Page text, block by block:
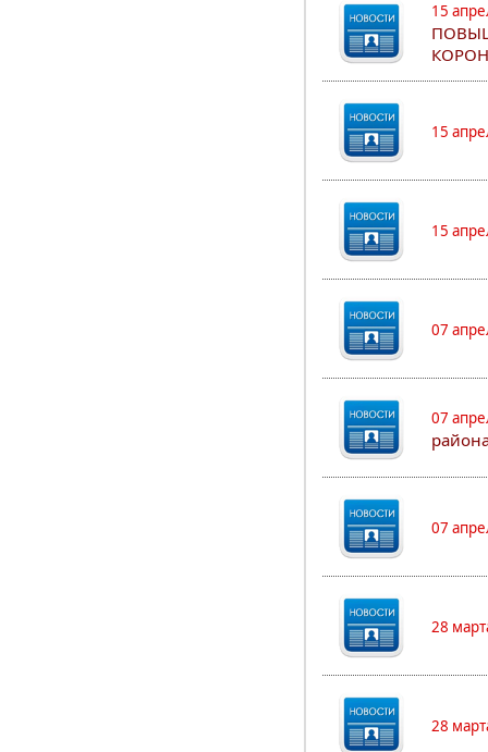
15
15
15
07
07
07
28
28